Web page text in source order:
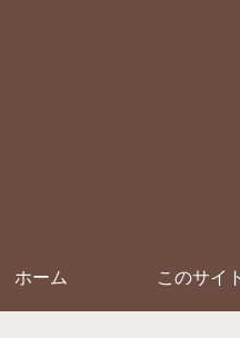
ホーム このサイ